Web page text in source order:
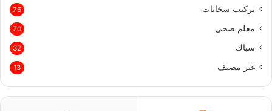
تركيب سخانات 76
معلم صحي 70
سباك 32
غير مصنف 13